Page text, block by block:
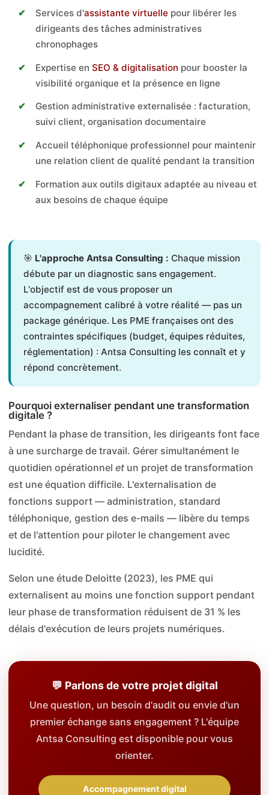
Services d'assistante virtuellepour libérer les
dirigeants des tâches administratives
chronophages
Expertise en SEO & digitalisation pour booster la
visibilité organique et la présence en ligne
Gestion administrative externalisée : facturation,
suivi client, organisation documentaire
Accueil téléphonique professionnel pour maintenir
une relation client de qualité pendant la transition
Formation aux outils digitaux adaptée au niveau et
aux besoins de chaque équipe
🎯 L'approche Antsa Consulting : Chaque mission
débute par un diagnostic sans engagement.
L'objectif est de vous proposer un
accompagnement calibré à votre réalité — pas un
package générique. Les PME françaises ont des
contraintes spécifiques (budget, équipes réduites,
réglementation) : Antsa Consulting les connaît et y
répond concrètement.
Pourquoi externaliser pendant une transformation
digitale ?
Pendant la phase de transition, les dirigeants font face
à une surcharge de travail. Gérer simultanément le
quotidien opérationnel et un projet de transformation
est une équation difficile. L'externalisation de
fonctions support — administration, standard
téléphonique, gestion des e-mails — libère du temps
et de l'attention pour piloter le changement avec
lucidité.
Selon une étude Deloitte (2023), les PME qui
externalisent au moins une fonction support pendant
leur phase de transformation réduisent de 31 % les
délais d'exécution de leurs projets numériques.
💬 Parlons de votre projet digital
Une question, un besoin d'audit ou envie d'un
premier échange sans engagement ? L'équipe
Antsa Consulting est disponible pour vous
orienter.
Accompagnement digital